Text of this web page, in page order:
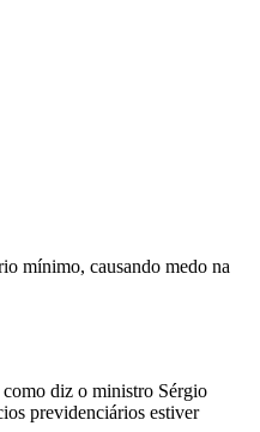
mínimo, causando medo na
diz o ministro Sérgio
previdenciários estiver